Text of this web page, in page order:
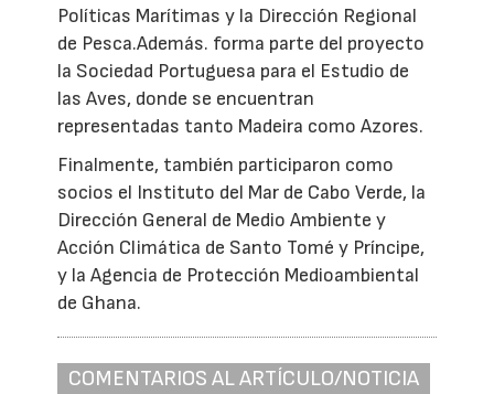
Políticas Marítimas y la Dirección Regional
de Pesca.Además. forma parte del proyecto
la Sociedad Portuguesa para el Estudio de
las Aves, donde se encuentran
representadas tanto Madeira como Azores.
Finalmente, también participaron como
socios el Instituto del Mar de Cabo Verde, la
Dirección General de Medio Ambiente y
Acción Climática de Santo Tomé y Príncipe,
y la Agencia de Protección Medioambiental
de Ghana.
COMENTARIOS AL ARTÍCULO/NOTICIA